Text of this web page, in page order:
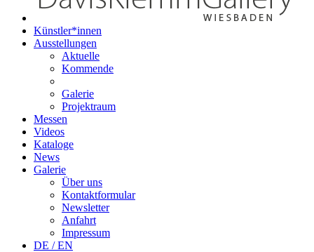
Künstler*innen
Ausstellungen
Aktuelle
Kommende
Galerie
Projektraum
Messen
Videos
Kataloge
News
Galerie
Über uns
Kontaktformular
Newsletter
Anfahrt
Impressum
DE / EN